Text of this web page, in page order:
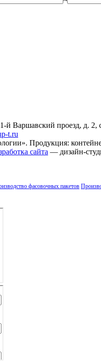
й Варшавский проезд, д. 2,
t.ru
Продукция:
сайта — дизайн-
фасовочных пакетов